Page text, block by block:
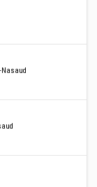
Nasaud